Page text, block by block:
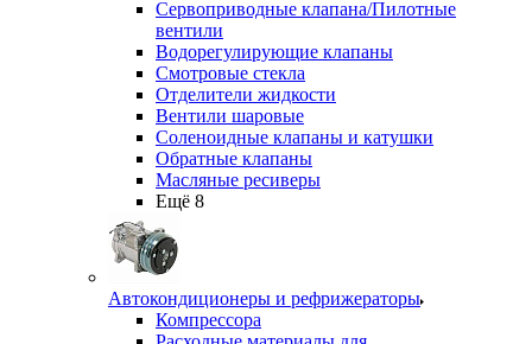
Сервоприводные клапана/Пилотные
вентили
Водорегулирующие клапаны
Смотровые стекла
Отделители жидкости
Вентили шаровые
Соленоидные клапаны и катушки
Обратные клапаны
Масляные ресиверы
Ещё 8
Автокондиционеры и рефрижераторы
Компрессора